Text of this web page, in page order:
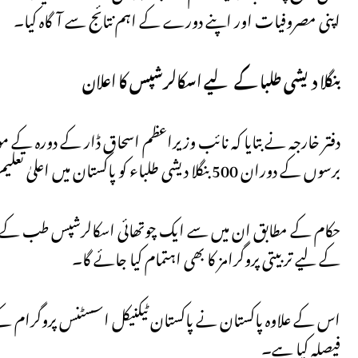
اپنی مصروفیات اور اپنے دورے کے اہم نتائج سے آگاہ کیا۔
بنگلا دیشی طلبا کے لیے اسکالرشپس کا اعلان
برسوں کے دوران 500 بنگلا دیشی طلباء کو پاکستان میں اعلیٰ تعلیم حاصل کرنے کے لیے اسکالرشپس دی جائیں گی۔
کے لیے تربیتی پروگرامز کا بھی اہتمام کیا جائے گا۔
فیصلہ کیا ہے۔